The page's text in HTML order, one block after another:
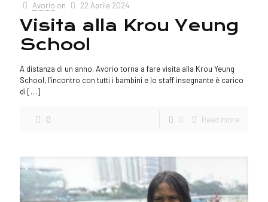
Avorio on 22 Aprile 2024
Visita alla Krou Yeung
School
A distanza di un anno, Avorio torna a fare visita alla Krou Yeung
School, l’incontro con tutti i bambini e lo staff insegnante è carico
di […]
0 0 Read more